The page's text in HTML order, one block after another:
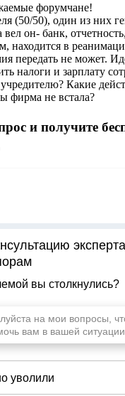
форумчане!
(50/50), один из них
вел он- банк,
находится в
передать не может.
налоги и зарплату
Какие
фирма не встала?
и получите